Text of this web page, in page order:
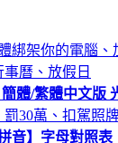
綁架你的電腦、
事曆、放假日
體/繁體中文版
30萬、扣駕照
音】字母對照表